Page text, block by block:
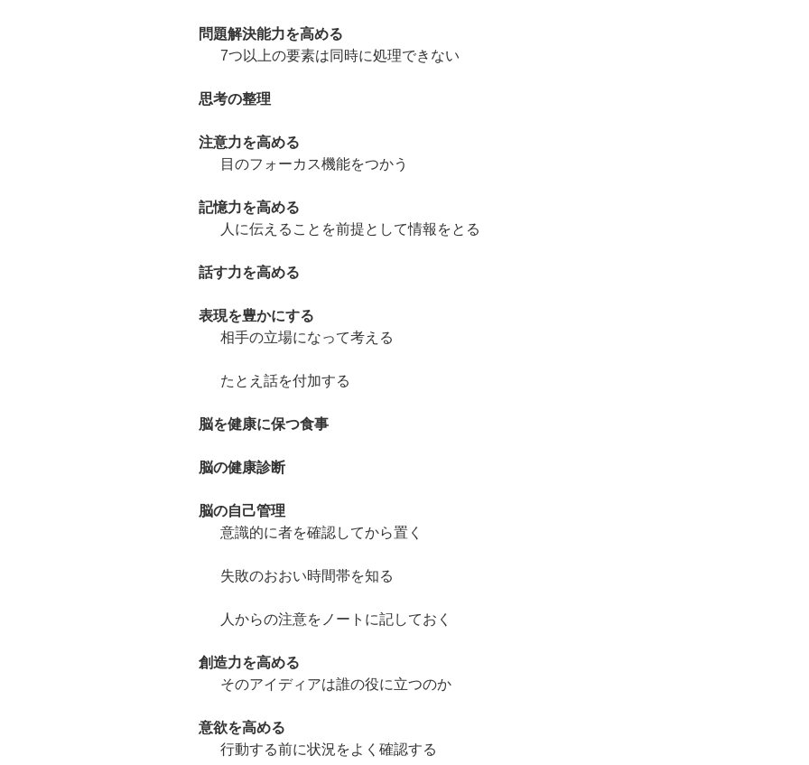
問題解決能力を高める
7つ以上の要素は同時に処理できない
思考の整理
注意力を高める
目のフォーカス機能をつかう
記憶力を高める
人に伝えることを前提として情報をとる
話す力を高める
表現を豊かにする
相手の立場になって考える
たとえ話を付加する
脳を健康に保つ食事
脳の健康診断
脳の自己管理
意識的に者を確認してから置く
失敗のおおい時間帯を知る
人からの注意をノートに記しておく
創造力を高める
そのアイディアは誰の役に立つのか
意欲を高める
行動する前に状況をよく確認する